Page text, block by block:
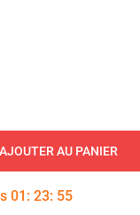
AJOUTER AU PANIER
01 : 23: 54